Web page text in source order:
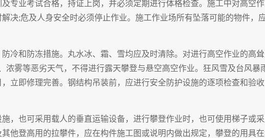
专业考试合格，持证上岗，并必须定期进行体格检查。施工中对高空
解决;危及人身安全时必须停止作业。施工作业场所有坠落可能的物件，
冷和防冻措施。丸水冰、霜、雪均应及时清除。对进行高空作业的高
浓雾等恶劣天气，不得进行露天攀登与悬空高空作业。狂风雪及台风暴
立即修理完善。钢结构吊装前，应进行安全防护设施的逐项检查和验
，也可采用载人的垂直运输设备，进行攀登作业时，也可使用梯子或
他登高用的拉攀件，应在构件施工图或说明内做出规定，攀登的用具